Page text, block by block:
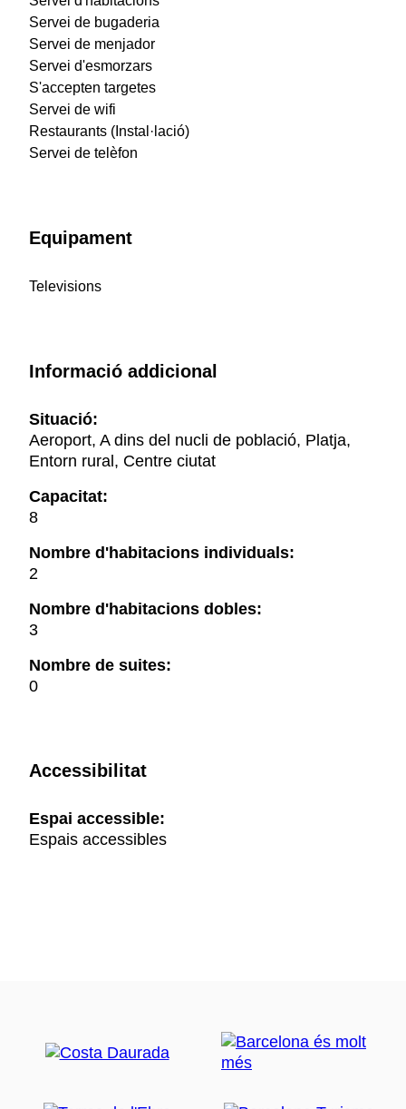
Servei de bugaderia
Servei de menjador
Servei d'esmorzars
S'accepten targetes
Servei de wifi
Restaurants (Instal·lació)
Servei de telèfon
Equipament
Televisions
Informació addicional
Situació:
Aeroport, A dins del nucli de població, Platja,
Entorn rural, Centre ciutat
Capacitat:
8
Nombre d'habitacions individuals:
2
Nombre d'habitacions dobles:
3
Nombre de suites:
0
Accessibilitat
Espai accessible:
Espais accessibles